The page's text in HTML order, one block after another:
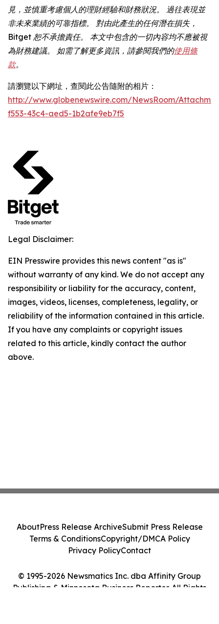
見，並慎重考慮個人的理財經驗和財務狀況。 過往表現並
非未來業績的可靠指標。 對由此產生的任何潛在損失，
Bitget 恕不承擔責任。 本文中包含的一切內容均不應被視
為財務建議。 如需了解更多資訊，請參閱我們的使用條
款。
請瀏覽以下網址，查閱此公告隨附的相片：
http://www.globenewswire.com/NewsRoom/
f553-43c4-aed5-1b2afe9eb7f5
Legal Disclaimer:
EIN Presswire provides this news content "as is"
without warranty of any kind. We do not accept any
responsibility or liability for the accuracy, content,
images, videos, licenses, completeness, legality, or
reliability of the information contained in this article.
If you have any complaints or copyright issues
related to this article, kindly contact the author
above.
© 1995-2026 Newsmatics Inc. dba Affinity Group
Publishing & Minnesota Business Reporter. All Rights
AboutPress Release ArchiveSubmit Press Release
Terms & ConditionsCopyright/DMCA Policy
Privacy PolicyContact